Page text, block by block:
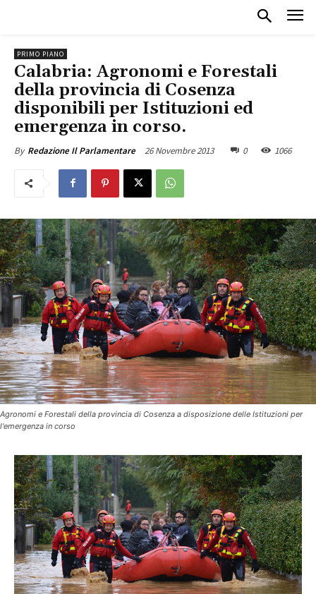
PRIMO PIANO
Calabria: Agronomi e Forestali
della provincia di Cosenza
disponibili per Istituzioni ed
emergenza in corso.
By Redazione Il Parlamentare 26 Novembre 2013 0 1066
Agronomi e Forestali della provincia di Cosenza a disposizione delle Istituzioni per
l'emergenza in corso